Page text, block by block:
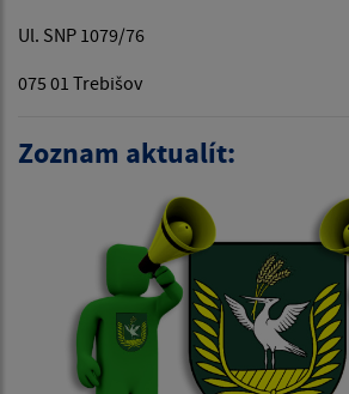
Ul. SNP 1079/76
075 01 Trebišov
Zoznam aktualít: